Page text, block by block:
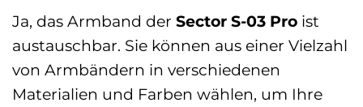
Ja, das Armband der Sector S-03 Pro ist
austauschbar. Sie können aus einer Vielzahl
von Armbändern in verschiedenen
Materialien und Farben wählen, um Ihre